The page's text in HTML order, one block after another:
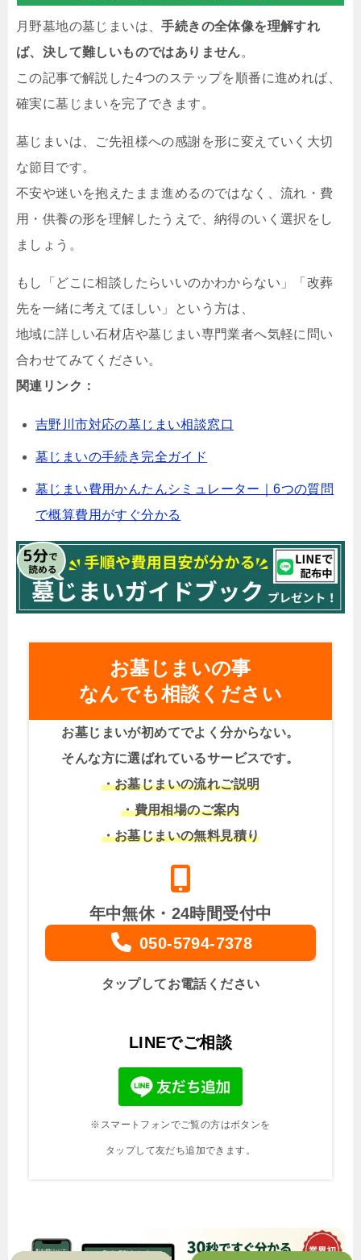
月野墓地の墓じまいは、手続きの全体像を理解すれ
ば、決して難しいものではありません。
この記事で解説した4つのステップを順番に進めれば、
確実に墓じまいを完了できます。
墓じまいは、ご先祖様への感謝を形に変えていく大切
な節目です。
不安や迷いを抱えたまま進めるのではなく、流れ・費
用・供養の形を理解したうえで、納得のいく選択をし
ましょう。
もし「どこに相談したらいいのかわからない」「改葬
先を一緒に考えてほしい」という方は、
地域に詳しい石材店や墓じまい専門業者へ気軽に問い
合わせてみてください。
関連リンク：
吉野川市対応の墓じまい相談窓口
墓じまいの手続き完全ガイド
墓じまい費用かんたんシミュレーター｜6つの質問
で概算費用がすぐ分かる
お墓じまいの事
なんでも相談ください
お墓じまいが初めてでよく分からない。
そんな方に選ばれているサービスです。
・お墓じまいの流れご説明
・費用相場のご案内
・お墓じまいの無料見積り
年中無休・24時間受付中
050-5794-7378
タップしてお電話ください
LINEでご相談
※スマートフォンでご覧の方はボタンを
タップして友だち追加できます。